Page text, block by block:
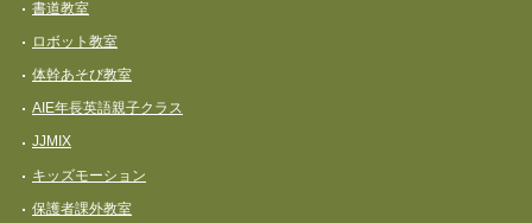
書道教室
ロボット教室
体幹あそび教室
AIE年長英語親子クラス
JJMIX
キッズモーション
保護者課外教室